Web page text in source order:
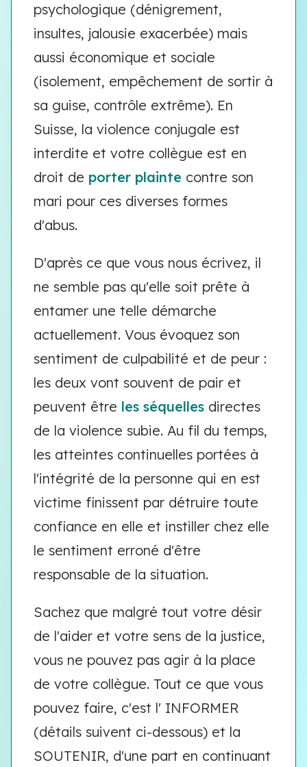
psychologique (dénigrement,
insultes, jalousie exacerbée) mais
aussi économique et sociale
(isolement, empêchement de sortir à
sa guise, contrôle extrême). En
Suisse, la violence conjugale est
interdite et votre collègue est en
droit de porter plainte contre son
mari pour ces diverses formes
d'abus.
D'après ce que vous nous écrivez, il
ne semble pas qu'elle soit prête à
entamer une telle démarche
actuellement. Vous évoquez son
sentiment de culpabilité et de peur :
les deux vont souvent de pair et
peuvent être les séquelles directes
de la violence subie. Au fil du temps,
les atteintes continuelles portées à
l'intégrité de la personne qui en est
victime finissent par détruire toute
confiance en elle et instiller chez elle
le sentiment erroné d'être
responsable de la situation.
Sachez que malgré tout votre désir
de l'aider et votre sens de la justice,
vous ne pouvez pas agir à la place
de votre collègue. Tout ce que vous
pouvez faire, c'est l' INFORMER
(détails suivent ci-dessous) et la
SOUTENIR, d'une part en continuant